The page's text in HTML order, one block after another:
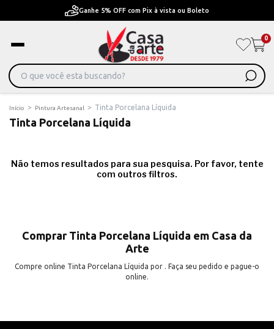
Ganhe 5% OFF com Pix à vista ou Boleto
0
Início > Pintura Artesanal > Tinta Porcelana Líquida
Tinta Porcelana Líquida
Não temos resultados para sua pesquisa. Por favor, tente
com outros filtros.
Comprar Tinta Porcelana Líquida em Casa da
Arte
Compre online Tinta Porcelana Líquida por . Faça seu pedido e pague-o
online.